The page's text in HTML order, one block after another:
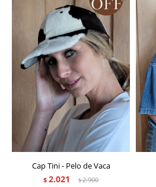
Cap Tini - Pelo de Vaca
$ 2.021 $2.900